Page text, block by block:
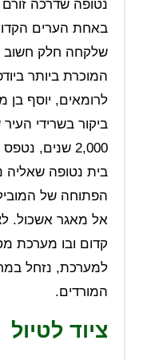
נטופה שדרכה
באחת הערים
שלקחה חלק חשוב
המוכרת ביותר
לרומאים, יוסף בן
ביקור בשרידי
2,000 שנים,
בית נטופה
הפתוחה של
אל מאגר אשכול.
קדום ובו מערכת
למערכת, נזחל
המורדים.
ציוד לטיול